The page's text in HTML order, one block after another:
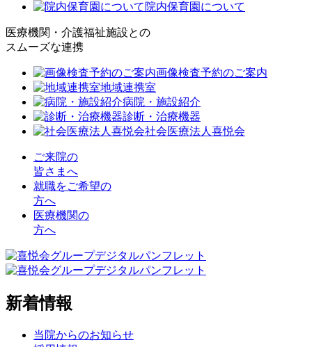
院内保育園について
医療機関・介護福祉施設との
スムーズな連携
画像検査予約のご案内
地域連携室
病院・施設紹介
診断・治療機器
社会医療法人喜悦会
ご来院の
皆さまへ
就職をご希望の
方へ
医療機関の
方へ
新着情報
当院からのお知らせ